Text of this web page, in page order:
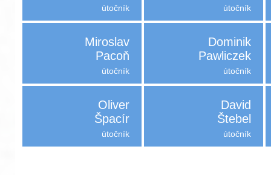
útočník útočník
Miroslav
Pacoň
útočník
Dominik
Pawliczek
útočník
Oliver
Špacír
útočník
David
Štebel
útočník